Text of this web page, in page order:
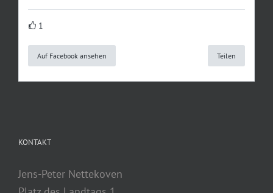
1
Auf Facebook ansehen Teilen
KONTAKT
Jens-Peter Nettekoven